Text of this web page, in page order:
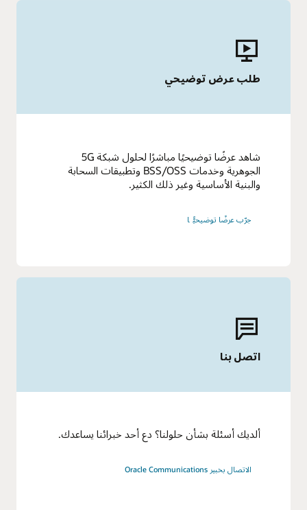
طلب عرض توضيحي
شاهد عرضًا توضيحيًا مباشرًا لحلول شبكة 5G
الجوهرية وخدمات BSS/OSS وتطبيقات السحابة
والبنية الأساسية وغير ذلك الكثير.
جرّب عرضًا توضيحيًّا
اتصل بنا
ألديك أسئلة بشأن حلولنا؟ دع أحد خبرائنا يساعدك.
الاتصال بخبير Oracle Communications